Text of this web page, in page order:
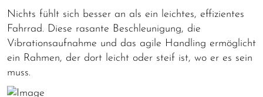
Nichts fühlt sich besser an als ein leichtes, effizientes
Fahrrad. Diese rasante Beschleunigung, die
Vibrationsaufnahme und das agile Handling ermöglicht
ein Rahmen, der dort leicht oder steif ist, wo er es sein
muss.